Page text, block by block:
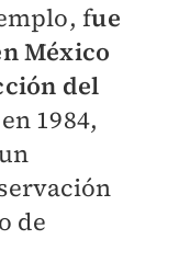
fue
México
del
1984,
de